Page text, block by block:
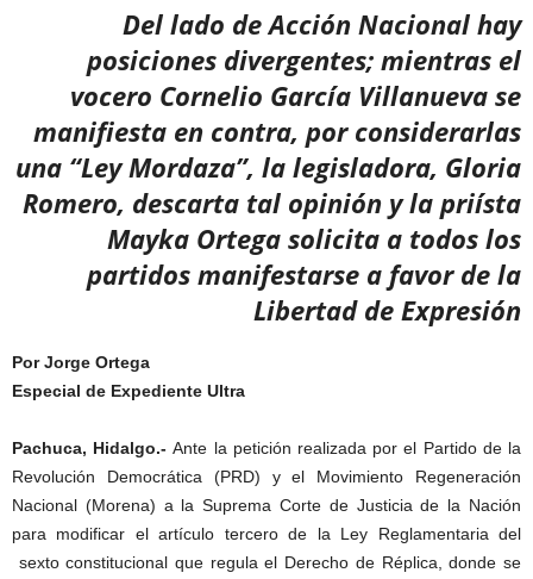
Del lado de Acción Nacional hay
posiciones divergentes; mientras el
vocero Cornelio García Villanueva se
manifiesta en contra, por considerarlas
una “Ley Mordaza”, la legisladora, Gloria
Romero, descarta tal opinión y la priísta
Mayka Ortega solicita a todos los
partidos manifestarse a favor de la
Libertad de Expresión
Por Jorge Ortega
Especial de Expediente Ultra
Pachuca, Hidalgo.-Ante la petición realizada por el Partido de la
Revolución Democrática (PRD) y el Movimiento Regeneración
Nacional (Morena) a la Suprema Corte de Justicia de la Nación
para modificar el artículo tercero de la Ley Reglamentaria del
sexto constitucional que regula el Derecho de Réplica, donde se